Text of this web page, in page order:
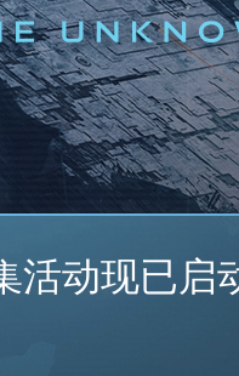
客服中心
活动现已启